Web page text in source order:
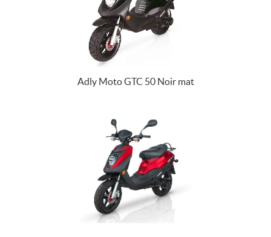
Adly Moto GTC 50 Noir mat